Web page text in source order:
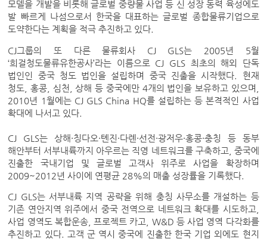
모델을 개발을 비롯해 글로벌 중량물 사업 등 신 성장 동력 육성에도
발 빠르게 나섬으로서 한국을 대표하는 글로벌 종합물류기업으로
도약한다는 계획을 적극 추진하고 있다.
CJ그룹의 또 다른 물류회사 CJ GLS는 2005년 5월
‘희걸청도물류유한공사’라는 이름으로 CJ GLS 최초의 해외 단독
법인인 중국 청도 법인을 설립하며 중국 진출을 시작했다. 현재
청도, 홍콩, 심천, 상해 등 중국에만 4개의 법인을 보유하고 있으며,
2010년 1월에는 CJ GLS China HQ를 설립하는 등 본격적인 사업
확대에 나서고 있다.
CJ GLS는 상해·칭다오·톈진·다롄·선전·광저우·홍콩·충칭 등 동부
해안부터 서부내륙까지 아우르는 직영 네트워크를 구축하고, 중국에
진출한 국내기업 및 글로벌 고객사 위주로 사업을 확장하며
2009~2012년 사이에 연평균 28%의 매출 성장률을 기록했다.
CJ GLS는 서부내륙 지역 공략을 위해 충칭 사무소를 개설하는 등
기존 연안지역 위주에서 중국 전역으로 네트워크 확대를 시도하고,
사업 영역도 복합운송, 프로젝트 카고, W&D 등 사업 영역 다각화를
추진하고 있다. 고객 군 역시 중국에 진출한 한국 기업 외에도 현지